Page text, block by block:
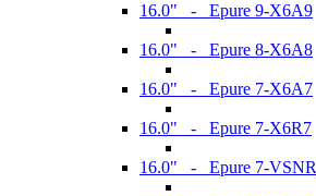
16.0" - Epure 9-X6A9
16.0" - Epure 8-X6A8
16.0" - Epure 7-X6A7
16.0" - Epure 7-X6R7
16.0" - Epure 7-VSNR